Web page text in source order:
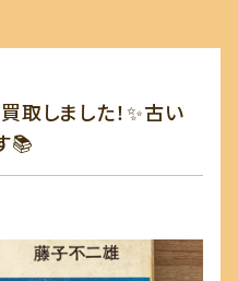
お知らせ
会社概要
取しました！✨古い
📚